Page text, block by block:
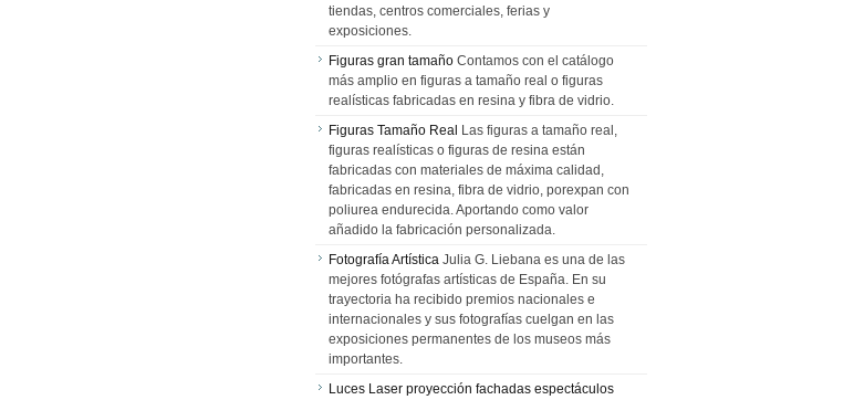
tiendas, centros comerciales, ferias y
exposiciones.
Figuras gran tamaño Contamos con el catálogo
más amplio en figuras a tamaño real o figuras
realísticas fabricadas en resina y fibra de vidrio.
Figuras Tamaño Real Las figuras a tamaño real,
figuras realísticas o figuras de resina están
fabricadas con materiales de máxima calidad,
fabricadas en resina, fibra de vidrio, porexpan con
poliurea endurecida. Aportando como valor
añadido la fabricación personalizada.
Fotografía Artística Julia G. Liebana es una de las
mejores fotógrafas artísticas de España. En su
trayectoria ha recibido premios nacionales e
internacionales y sus fotografías cuelgan en las
exposiciones permanentes de los museos más
importantes.
Luces Laser proyección fachadas espectáculos